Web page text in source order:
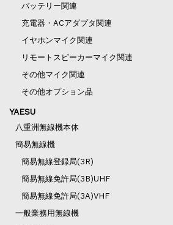
バッテリー関連
充電器・ACアダプタ関連
イヤホンマイク関連
リモートスピーカーマイク関連
その他マイク関連
その他オプション品
YAESU
八重洲無線機本体
簡易無線機
簡易無線登録局(3R)
簡易無線免許局(3B)UHF
簡易無線免許局(3A)VHF
一般業務用無線機